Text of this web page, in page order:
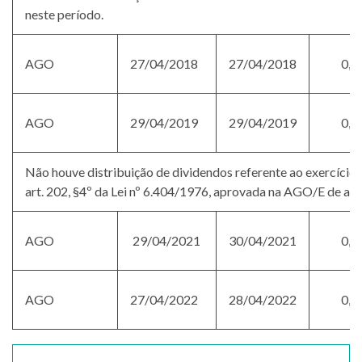
neste período.
AGO 27/04/2018 27/04/2018
AGO 29/04/2019 29/04/2019
Não houve distribuição de dividendos referente ao exercício
art. 202, §4º da Lei nº 6.404/1976, aprovada na AGO/E de
AGO 29/04/2021 30/04/2021
AGO 27/04/2022 28/04/2022